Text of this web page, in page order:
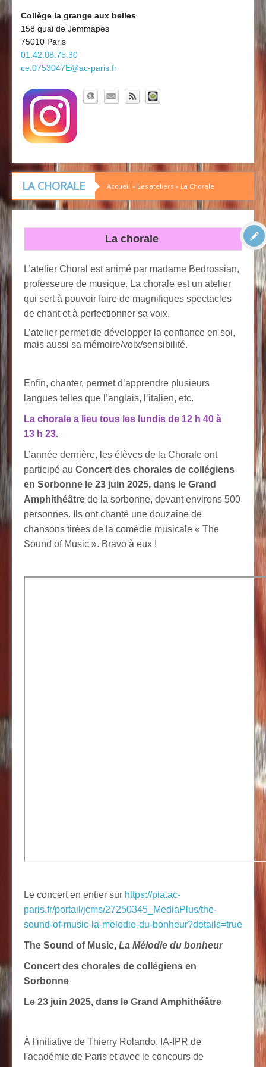
Board'Gab
Clubs maths
Découvrir le collège
Collège la grange aux belles
158 quai de Jemmapes
75010 Paris
01.42.08.75.30
ce.0753047E@ac-paris.fr
LA CHORALE Accueil » Les ateliers » La Chorale
La chorale
L’atelier Choral est animé par madame Bedrossian,
professeure de musique. La chorale est un atelier
qui sert à pouvoir faire de magnifiques spectacles
de chant et à perfectionner sa voix.
L’atelier permet de développer la confiance en soi,
mais aussi sa mémoire/voix/sensibilité.
Enfin, chanter, permet d’apprendre plusieurs
langues telles que l’anglais, l’italien, etc.
La chorale a lieu tous les lundis de 12 h 40 à
13 h 23.
L’année dernière, les élèves de la Chorale ont
participé au Concert des chorales de collégiens
en Sorbonne le 23 juin 2025, dans le Grand
Amphithéâtre de la sorbonne, devant environs 500
personnes. Ils ont chanté une douzaine de
chansons tirées de la comédie musicale « The
Sound of Music ». Bravo à eux !
Le concert en entier sur https://pia.ac-
paris.fr/portail/jcms/27250345_MediaPlus/the-
sound-of-music-la-melodie-du-bonheur?details=true
The Sound of Music, La Mélodie du bonheur
Concert des chorales de collégiens en
Sorbonne
Le 23 juin 2025, dans le Grand Amphithéâtre
À l'initiative de Thierry Rolando, IA-IPR de
l'académie de Paris et avec le concours de